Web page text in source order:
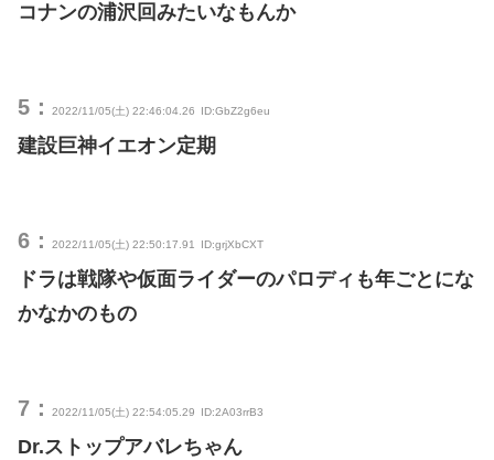
コナンの浦沢回みたいなもんか
5： 2022/11/05(土) 22:46:04.26 ID:GbZ2g6eu
建設巨神イエオン定期
6： 2022/11/05(土) 22:50:17.91 ID:grjXbCXT
ドラは戦隊や仮面ライダーのパロディも年ごとにな
かなかのもの
7： 2022/11/05(土) 22:54:05.29 ID:2A03rrB3
Dr.ストップアバレちゃん